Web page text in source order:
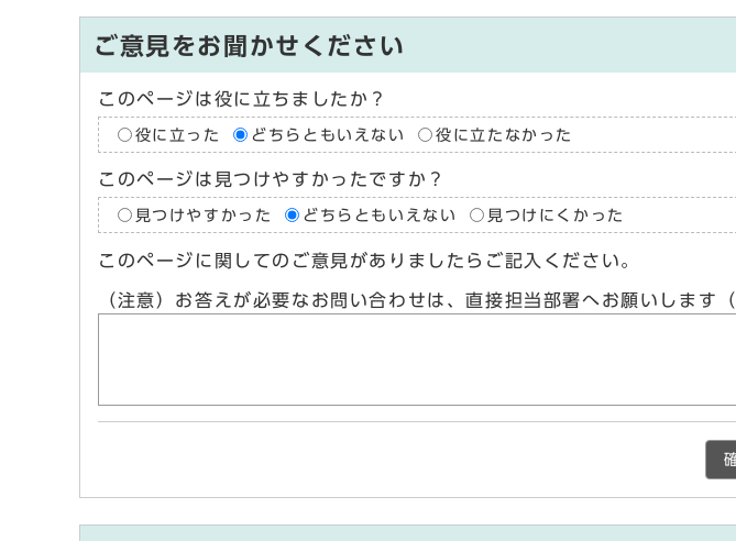
ご意見をお聞かせください
このページは役に立ちましたか？
役に立った どちらともいえない 役に立たなかった
このページは見つけやすかったですか？
見つけやすかった どちらともいえない 見つけにくかった
このページに関してのご意見がありましたらご記入ください。
（注意）お答えが必要なお問い合わせは、直接担当部署へお願いします